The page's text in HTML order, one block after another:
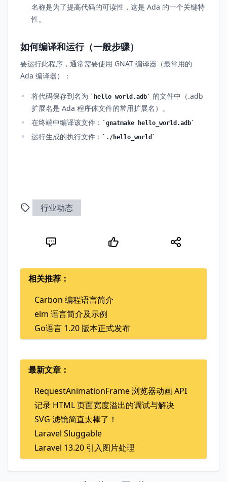
名称是为了提高代码的可读性，这是 Ada 的一个关键特
性。
如何编译和运行（一般步骤）
要运行此程序，通常需要使用 GNAT 编译器（最常用的
Ada 编译器）：
将代码保存到名为 hello_world.adb
的文件中（.adb
扩展名是 Ada 程序体文件的常用扩展名）。
在终端中编译该文件：
gnatmake hello_world.adb
运行生成的执行文件： ./hello_world
行业动态
相关推荐：
Carbon 编程语言简介
elm 语言简介及示例
Go语言 1.20 版本正式发布
最新文章：
RequestAnimationFrame 浏览器动画 API
记录 HTML 页面宽度溢出的调试与解决
SVG 滤镜简直太棒了！
Laravel Sluggable
Laravel 13.20 引入图片处理